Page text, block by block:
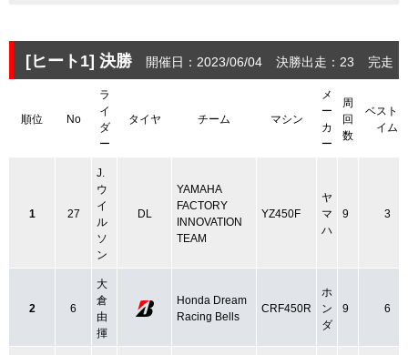
[ヒート1] 決勝 開催日：2023/06/04 決勝出走：23 完走
順位 No
ラ
イ
ダ
ー
タイヤ チーム マシン
メ
ー
カ
ー
周
回
数
ベストタ
イム
1 27
J.
ウ
イ
ル
ソ
ン
DL
YAMAHA
FACTORY
INNOVATION
TEAM
YZ450F
ヤ
マ
ハ
9 3
2 6
大
倉
由
揮
Honda Dream
Racing Bells
CRF450R
ホ
ン
ダ
9 6